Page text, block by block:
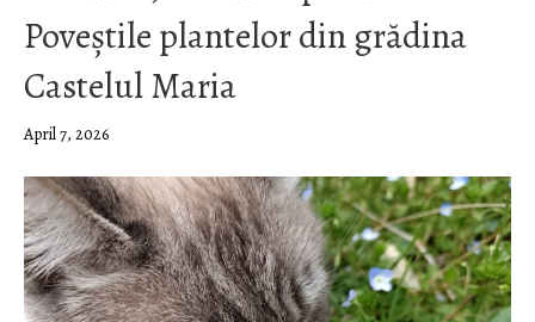
Poveștile plantelor din grădina
Castelul Maria
April 7, 2026